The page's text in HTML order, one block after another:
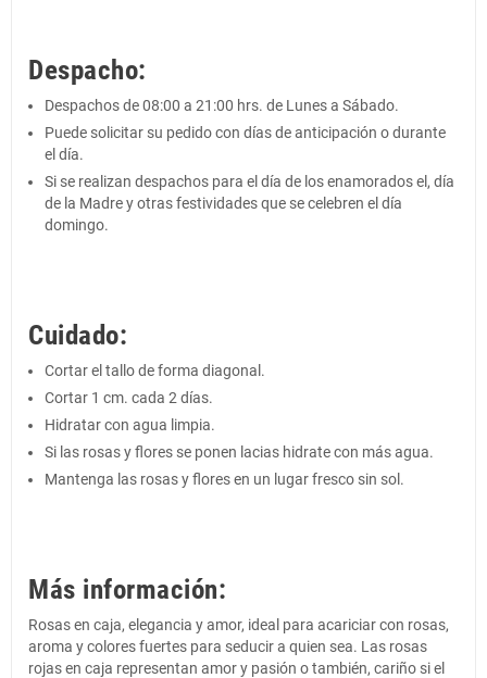
Despacho:
Despachos de 08:00 a 21:00 hrs. de Lunes a Sábado.
Puede solicitar su pedido con días de anticipación o durante
el día.
Si se realizan despachos para el día de los enamorados el, día
de la Madre y otras festividades que se celebren el día
domingo.
Cuidado:
Cortar el tallo de forma diagonal.
Cortar 1 cm. cada 2 días.
Hidratar con agua limpia.
Si las rosas y flores se ponen lacias hidrate con más agua.
Mantenga las rosas y flores en un lugar fresco sin sol.
Más información:
Rosas en caja, elegancia y amor, ideal para acariciar con rosas,
aroma y colores fuertes para seducir a quien sea. Las rosas
rojas en caja representan amor y pasión o también, cariño si el